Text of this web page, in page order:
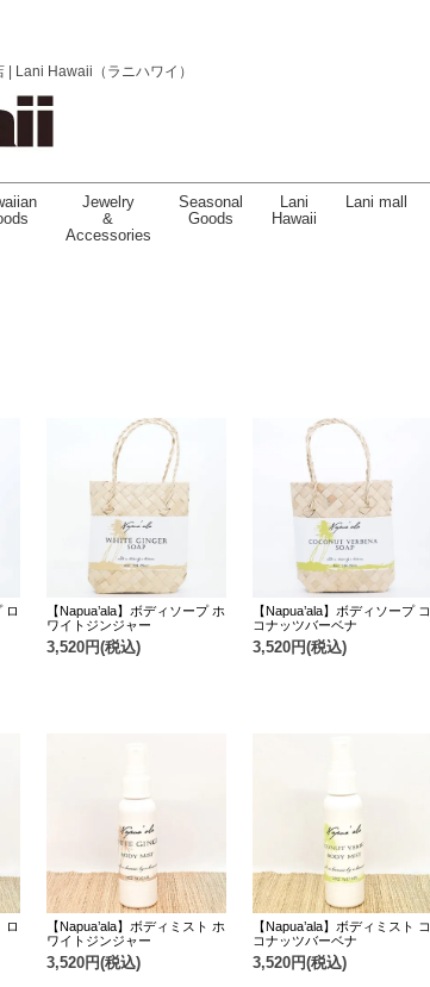
Lani Hawaii（ラニハワイ）
Jewelry
&
Accessories
Seasonal
Goods
Lani
Hawaii
Lani mall
ロ
【Napua’ala】ボディソープ ホ
ワイトジンジャー
3,520円(税込)
【Napua’ala】ボディソープ コ
コナッツバーベナ
3,520円(税込)
ロ
【Napua’ala】ボディミスト ホ
ワイトジンジャー
3,520円(税込)
【Napua’ala】ボディミスト コ
コナッツバーベナ
3,520円(税込)